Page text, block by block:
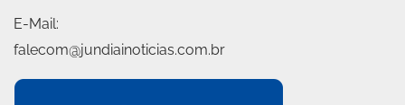
E-Mail:
falecom@jundiainoticias.com.br